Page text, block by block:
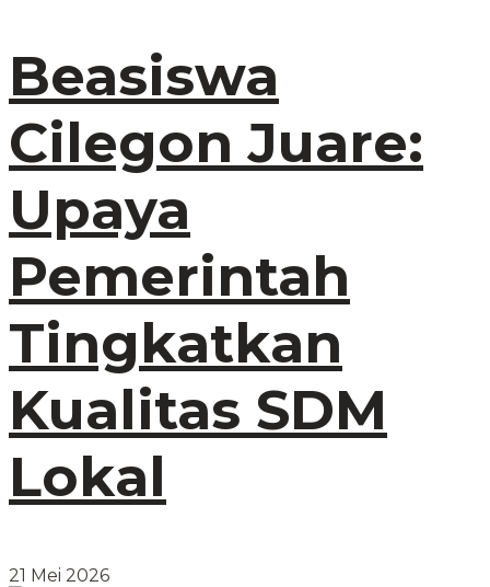
Beasiswa
Cilegon Juare:
Upaya
Pemerintah
Tingkatkan
Kualitas SDM
Lokal
21 Mei 2026